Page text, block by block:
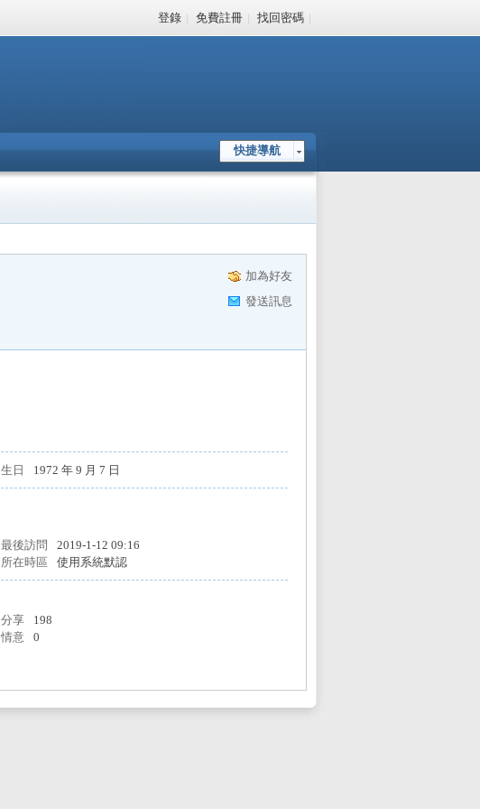
登錄 | 免費註冊 | 找回密碼 |
快捷導航
加為好友
發送訊息
生日 1972 年 9 月 7 日
最後訪問
2019-1-12 09:16
所在時區 使用系統默認
分享
198
情意
0